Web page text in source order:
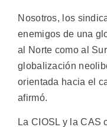
Nosotros, los
enemigos de una
al Norte como al
globalización
orientada hacia el
afirmó.
La CIOSL y la CAS